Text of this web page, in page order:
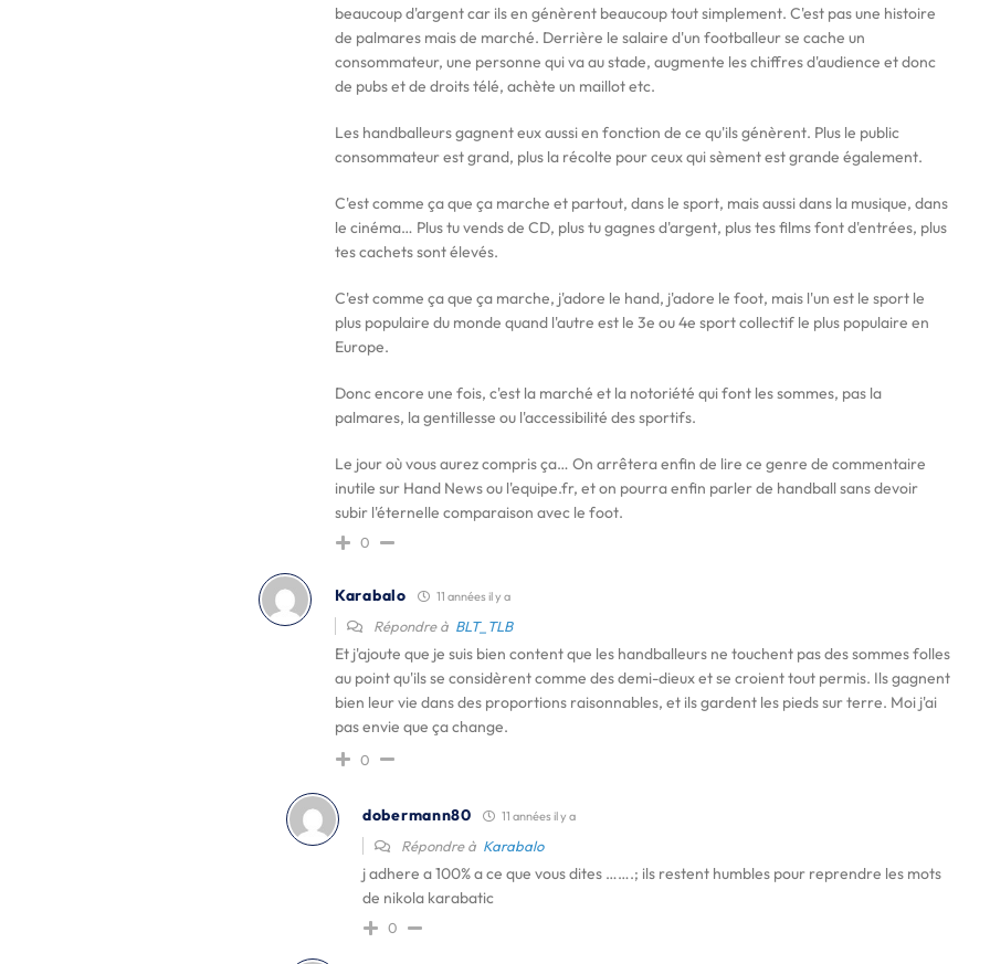
beaucoup d'argent car ils en génèrent beaucoup tout simplement. C'est pas une histoire
de palmares mais de marché. Derrière le salaire d'un footballeur se cache un
consommateur, une personne qui va au stade, augmente les chiffres d'audience et donc
de pubs et de droits télé, achète un maillot etc.
Les handballeurs gagnent eux aussi en fonction de ce qu'ils génèrent. Plus le public
consommateur est grand, plus la récolte pour ceux qui sèment est grande également.
C'est comme ça que ça marche et partout, dans le sport, mais aussi dans la musique, dans
le cinéma… Plus tu vends de CD, plus tu gagnes d'argent, plus tes films font d'entrées, plus
tes cachets sont élevés.
C'est comme ça que ça marche, j'adore le hand, j'adore le foot, mais l'un est le sport le
plus populaire du monde quand l'autre est le 3e ou 4e sport collectif le plus populaire en
Europe.
Donc encore une fois, c'est la marché et la notoriété qui font les sommes, pas la
palmares, la gentillesse ou l'accessibilité des sportifs.
Le jour où vous aurez compris ça… On arrêtera enfin de lire ce genre de commentaire
inutile sur Hand News ou l'equipe.fr, et on pourra enfin parler de handball sans devoir
subir l'éternelle comparaison avec le foot.
0
Karabalo 11 années il y a
Répondre à BLT_TLB
Et j'ajoute que je suis bien content que les handballeurs ne touchent pas des sommes folles
au point qu'ils se considèrent comme des demi-dieux et se croient tout permis. Ils gagnent
bien leur vie dans des proportions raisonnables, et ils gardent les pieds sur terre. Moi j'ai
pas envie que ça change.
0
dobermann80 11 années il y a
Répondre à Karabalo
j adhere a 100% a ce que vous dites …….; ils restent humbles pour reprendre les mots
de nikola karabatic
0